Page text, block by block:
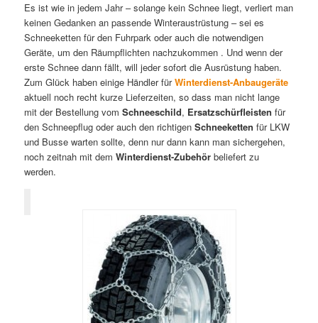
Es ist wie in jedem Jahr – solange kein Schnee liegt, verliert man
keinen Gedanken an passende Winteraustrüstung – sei es
Schneeketten für den Fuhrpark oder auch die notwendigen
Geräte, um den Räumpflichten nachzukommen . Und wenn der
erste Schnee dann fällt, will jeder sofort die Ausrüstung haben.
Zum Glück haben einige Händler fürWinterdienst-Anbaugeräte
aktuell noch recht kurze Lieferzeiten, so dass man nicht lange
mit der Bestellung vomSchneeschild, Ersatzschürfleisten für
den Schneepflug oder auch den richtigenSchneeketten für LKW
und Busse warten sollte, denn nur dann kann man sichergehen,
noch zeitnah mit demWinterdienst-Zubehör beliefert zu
werden.